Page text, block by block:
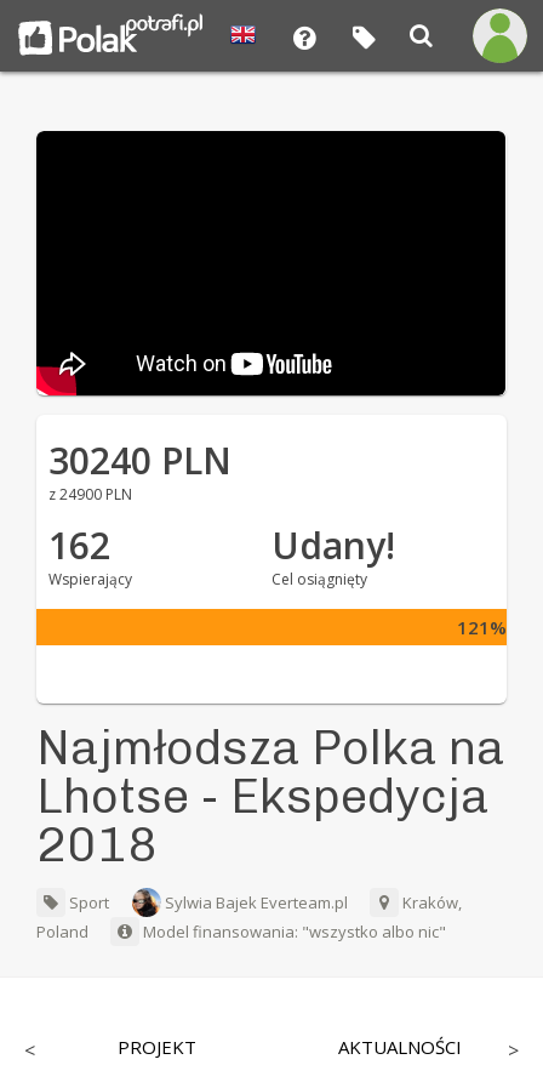
30240 PLN
z 24900 PLN
162
Wspierający
Udany!
Cel osiągnięty
121%
Najmłodsza Polka na
Lhotse - Ekspedycja
2018
Sport Sylwia Bajek Everteam.pl
Kraków,
Poland
Model finansowania: "wszystko albo nic"
< PROJEKT AKTUALNOŚCI >